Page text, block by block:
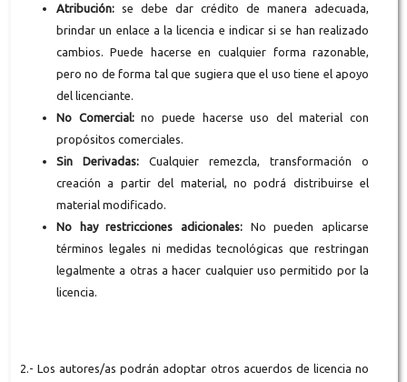
Atribución: se debe dar crédito de manera adecuada,
brindar un enlace a la licencia e indicar si se han realizado
cambios. Puede hacerse en cualquier forma razonable,
pero no de forma tal que sugiera que el uso tiene el apoyo
del licenciante.
No Comercial:no puede hacerse uso del material con
propósitos comerciales.
Sin Derivadas: Cualquier remezcla, transformación o
creación a partir del material, no podrá distribuirse el
material modificado.
No hay restricciones adicionales: No pueden aplicarse
términos legales ni medidas tecnológicas que restringan
legalmente a otras a hacer cualquier uso permitido por la
licencia.
2.- Los autores/as podrán adoptar otros acuerdos de licencia no